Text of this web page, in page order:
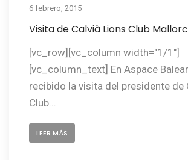
6 febrero, 2015
Visita de Calvià Lions Club
[vc_row][vc_column width="1/1"]
[vc_column_text] En Aspace
recibido la visita del presidente de
Club...
LEER MÁS